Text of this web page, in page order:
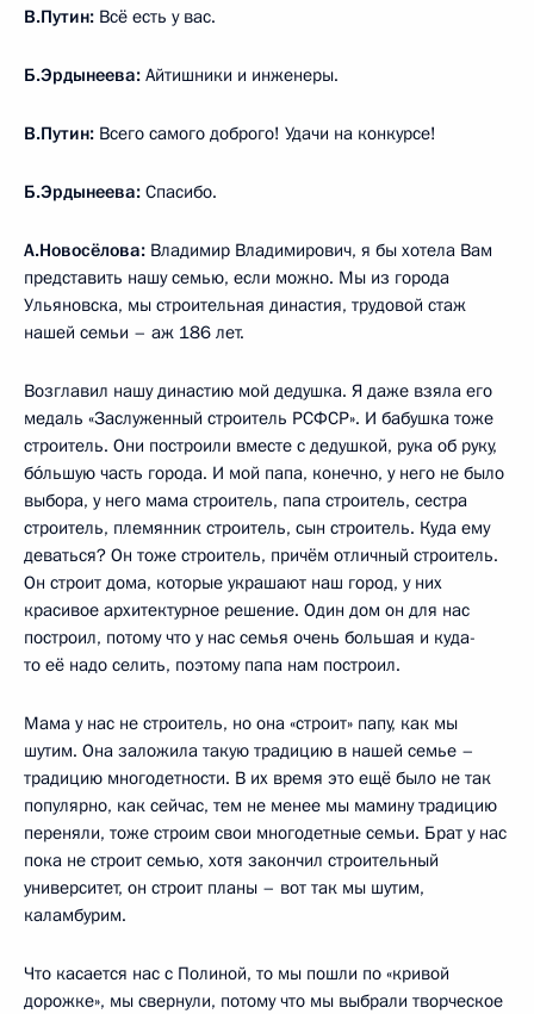
В.Путин: Всё есть у вас.
Б.Эрдынеева: Айтишники и инженеры.
В.Путин: Всего самого доброго! Удачи на конкурсе!
Б.Эрдынеева: Спасибо.
А.Новосёлова: Владимир Владимирович, я бы хотела Вам
представить нашу семью, если можно. Мы из города
Ульяновска, мы строительная династия, трудовой стаж
нашей семьи – аж 186 лет.
Возглавил нашу династию мой дедушка. Я даже взяла его
медаль «Заслуженный строитель РСФСР». И бабушка тоже
строитель. Они построили вместе с дедушкой, рука об руку,
бóльшую часть города. И мой папа, конечно, у него не было
выбора, у него мама строитель, папа строитель, сестра
строитель, племянник строитель, сын строитель. Куда ему
деваться? Он тоже строитель, причём отличный строитель.
Он строит дома, которые украшают наш город, у них
красивое архитектурное решение. Один дом он для нас
построил, потому что у нас семья очень большая и куда-
то её надо селить, поэтому папа нам построил.
Мама у нас не строитель, но она «строит» папу, как мы
шутим. Она заложила такую традицию в нашей семье –
традицию многодетности. В их время это ещё было не так
популярно, как сейчас, тем не менее мы мамину традицию
переняли, тоже строим свои многодетные семьи. Брат у нас
пока не строит семью, хотя закончил строительный
университет, он строит планы – вот так мы шутим,
каламбурим.
Что касается нас с Полиной, то мы пошли по «кривой
дорожке», мы свернули, потому что мы выбрали творческое